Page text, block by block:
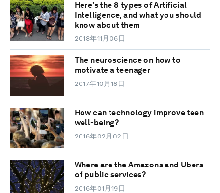
Here's the 8 types of Artificial
Intelligence, and what you should
know about them
2018年11月06日
The neuroscience on how to
motivate a teenager
2017年10月18日
How can technology improve teen
well-being?
2016年02月02日
Where are the Amazons and Ubers
of public services?
2016年01月19日